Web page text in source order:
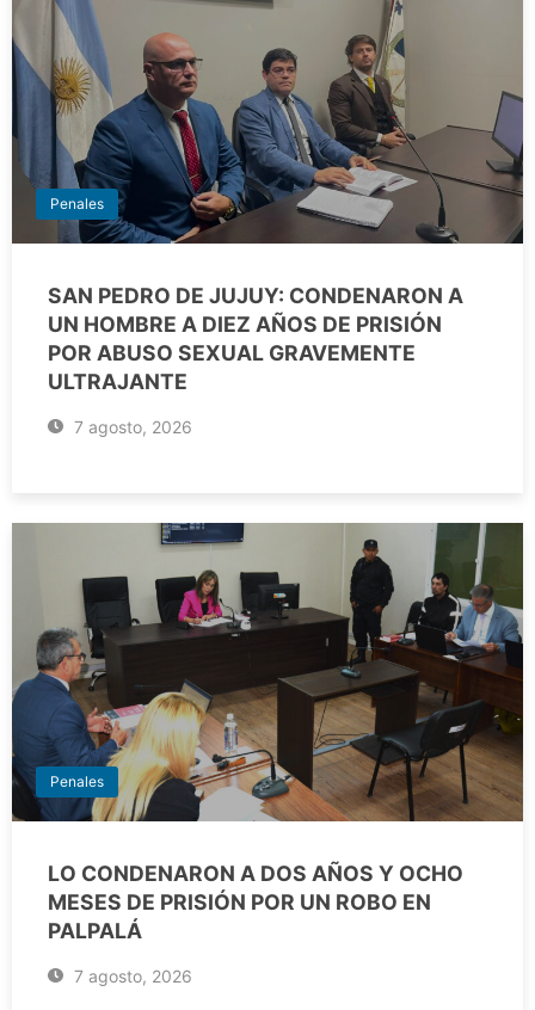
Penales
SAN PEDRO DE JUJUY: CONDENARON A
UN HOMBRE A DIEZ AÑOS DE PRISIÓN
POR ABUSO SEXUAL GRAVEMENTE
ULTRAJANTE
7 agosto, 2026
Penales
LO CONDENARON A DOS AÑOS Y OCHO
MESES DE PRISIÓN POR UN ROBO EN
PALPALÁ
7 agosto, 2026